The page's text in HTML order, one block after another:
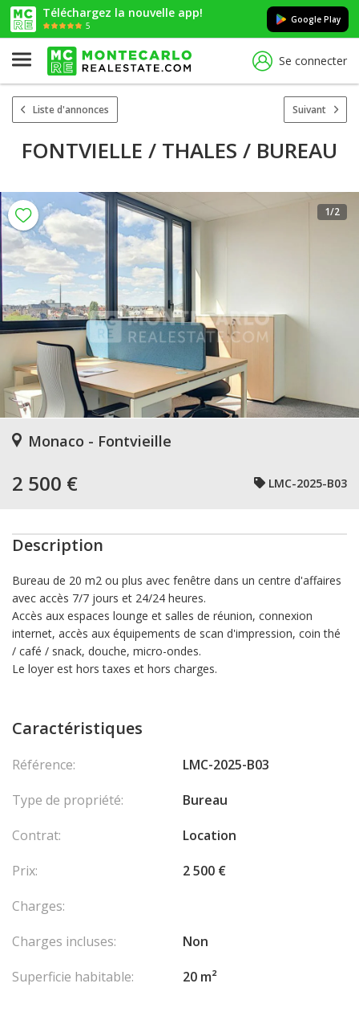
Téléchargez la nouvelle app!
5
Google Play
Se connecter
Liste d'annonces Suivant
FONTVIELLE / THALES / BUREAU
1/2
Monaco - Fontvieille
2 500 € LMC-2025-B03
Description
Bureau de 20 m2 ou plus avec fenêtre dans un centre d'affaires
avec accès 7/7 jours et 24/24 heures.
Accès aux espaces lounge et salles de réunion, connexion
internet, accès aux équipements de scan d'impression, coin thé
/ café / snack, douche, micro-ondes.
Le loyer est hors taxes et hors charges.
Caractéristiques
Référence:
LMC-2025-B03
Type de propriété:
Bureau
Contrat:
Location
Prix:
2 500 €
Charges:
Charges incluses:
Non
Superficie habitable:
20 m²